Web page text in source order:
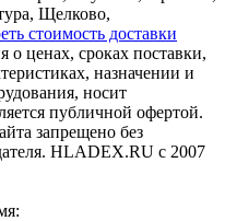
Щелково,
стоимость доставки
ценах, сроках поставки,
назначении и
носит
публичной офертой.
запрещено без
HLADEX.RU c 2007